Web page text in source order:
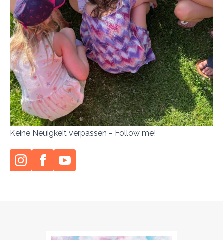
Keine Neuigkeit verpassen – Follow me!